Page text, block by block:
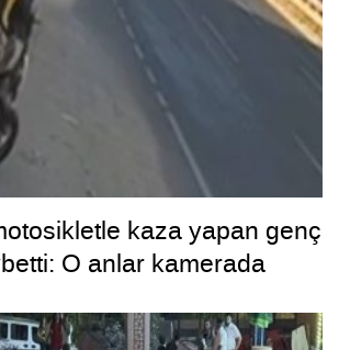
kaza yapan genç
O anlar kamerada